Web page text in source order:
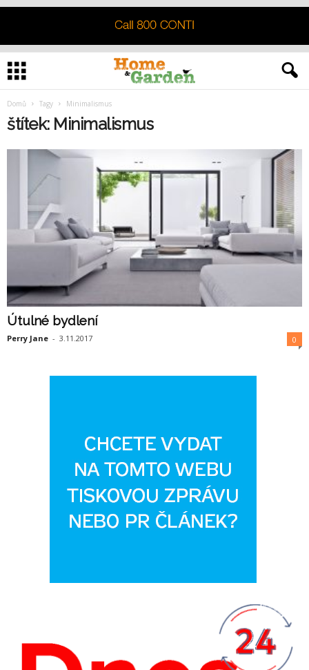
Domů Tagy Minimalismus
štítek: Minimalismus
Útulné bydlení
Perry Jane - 3.11.2017 0